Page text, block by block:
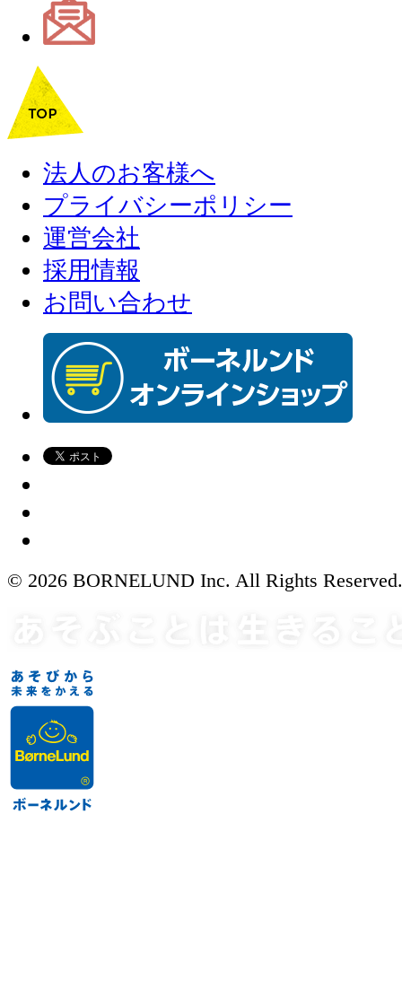
法人のお客様へ
プライバシーポリシー
運営会社
採用情報
お問い合わせ
© 2026 BORNELUND Inc. All Rights Reserved.